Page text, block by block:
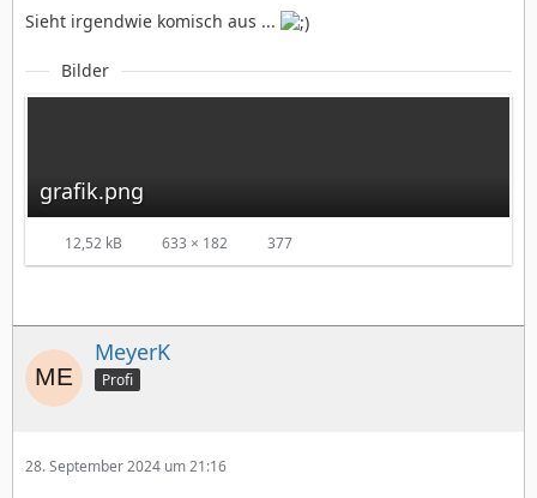
Sieht irgendwie komisch aus ...
Bilder
grafik.png
12,52 kB 633 × 182 377
MeyerK
Profi
28. September 2024 um 21:16